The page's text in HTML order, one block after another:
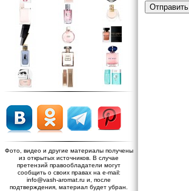
Фото, видео и другие материалы получены
из открытых источников. В случае
претензий правообладатели могут
сообщить о своих правах на e-mail:
info@vash-aromat.ru и, после
подтверждения, материал будет убран.
Отправить